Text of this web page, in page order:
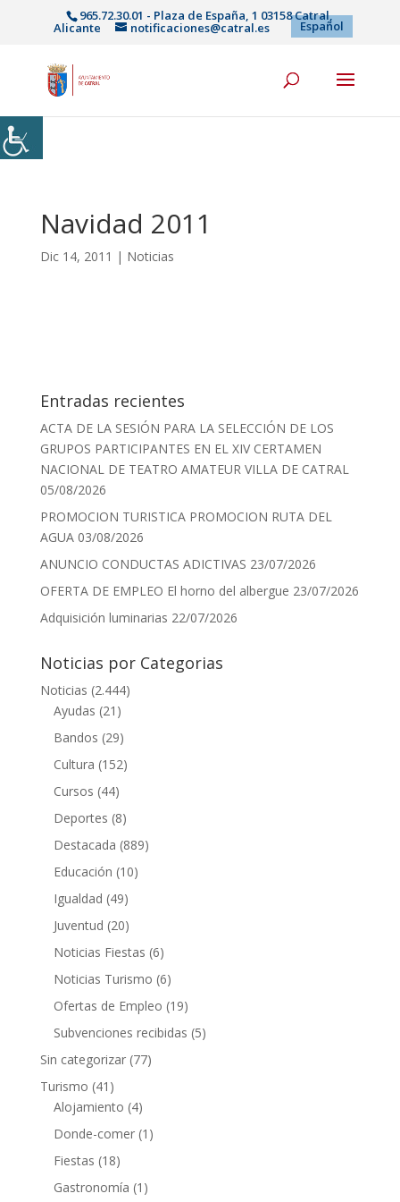
965.72.30.01 - Plaza de España, 1 03158 Catral,
Alicante notificaciones@catral.es Español
Navidad 2011
Dic 14, 2011 | Noticias
Entradas recientes
ACTA DE LA SESIÓN PARA LA SELECCIÓN DE LOS
GRUPOS PARTICIPANTES EN EL XIV CERTAMEN
NACIONAL DE TEATRO AMATEUR VILLA DE CATRAL
05/08/2026
PROMOCION TURISTICA PROMOCION RUTA DEL
AGUA 03/08/2026
ANUNCIO CONDUCTAS ADICTIVAS 23/07/2026
OFERTA DE EMPLEO El horno del albergue 23/07/2026
Adquisición luminarias 22/07/2026
Noticias por Categorias
Noticias (2.444)
Ayudas (21)
Bandos (29)
Cultura (152)
Cursos (44)
Deportes (8)
Destacada (889)
Educación (10)
Igualdad (49)
Juventud (20)
Noticias Fiestas (6)
Noticias Turismo (6)
Ofertas de Empleo (19)
Subvenciones recibidas (5)
Sin categorizar(77)
Turismo (41)
Alojamiento (4)
Donde-comer(1)
Fiestas (18)
Gastronomía (1)